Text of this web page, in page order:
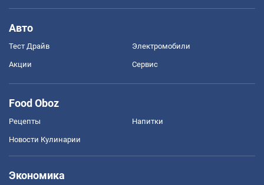
Авто
Тест Драйв Электромобили
Акции Сервис
Food Oboz
Рецепты Напитки
Новости Кулинарии
Экономика